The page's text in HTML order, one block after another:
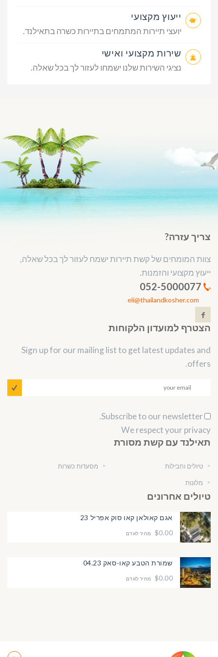
ייעוץ מקצועי
יועצי תיירות המתמחים בתיירות כשרה בתאילנד.
שירות מקצועי ואישי
נציגי השירות שלנו ישמחו לעזור לך בכל שאלה.
צריך עזרה?
צוות המומחים של קשת תיירות ישמח לעזור לך בכל שאלה,
ייעוץ מקצועי והזמנות.
eli@thailandkosher.com
הצטרף למועדון הלקוחות
Sign up for our mailing list to get latest updates and
offers.
We respect your privacy
תאילנד עם קשת מסורת
טיולים וחבילות
מלונות
מסעדות כשרות
טיולים אחרונים
אגם קאולאן קאו סוק אפריל 23
$0.00
מחיר לאדם
שמורת הטבע קאו-סאק 04.23
$0.00
מחיר לאדם